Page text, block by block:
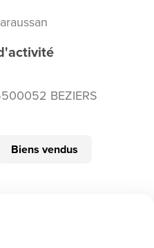
BEZIERS
Biens vendus